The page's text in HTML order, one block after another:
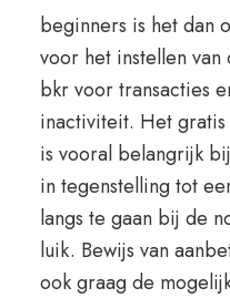
beginners is het dan
voor het instellen
bkr voor transacties
inactiviteit. Het gratis
is vooral belangrijk
in tegenstelling tot
langs te gaan bij de
luik. Bewijs van
ook graag de